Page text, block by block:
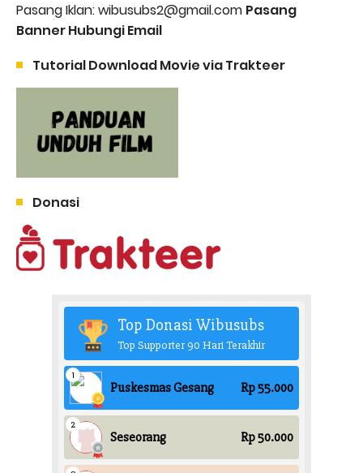
Pasang Iklan: wibusubs2@gmail.com Pasang
Banner Hubungi Email
Tutorial Download Movie via Trakteer
Donasi